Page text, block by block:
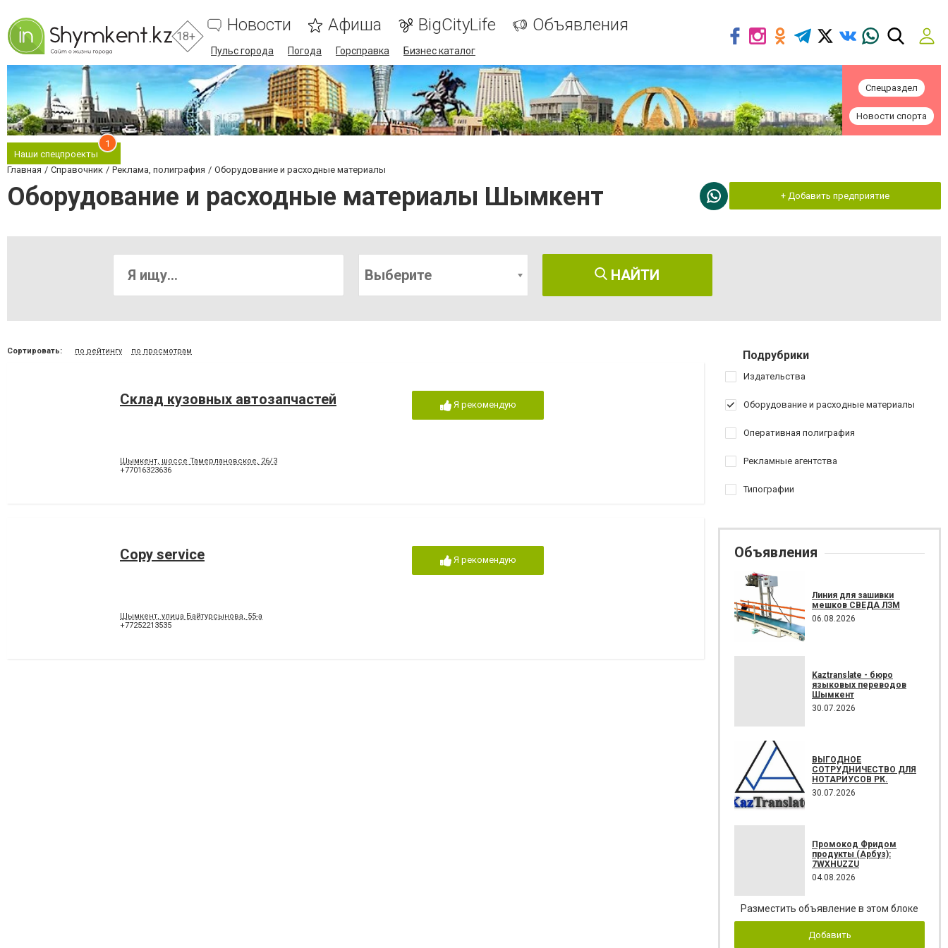
18+
Новости Афиша BigCityLife Объявления
Пульс города Погода Горсправка Бизнес каталог
Спецраздел
Новости спорта
Наши спецпроекты
1
Главная Справочник Реклама, полиграфия Оборудование и расходные материалы
Оборудование и расходные материалы Шымкент + Добавить предприятие
Выберите НАЙТИ
Сортировать: по рейтингу по просмотрам
Склад кузовных автозапчастей
Шымкент, шоссе Тамерлановское, 26/3
+77016323636
Я рекомендую
Copy service
Шымкент, улица Байтурсынова, 55-а
+77252213535
Я рекомендую
Подрубрики
Издательства
Оборудование и расходные материалы
Оперативная полиграфия
Рекламные агентства
Типографии
Объявления
Линия для зашивки
мешков СВЕДА ЛЗМ
06.08.2026
Kaztranslate - бюро
языковых переводов
Шымкент
30.07.2026
ВЫГОДНОЕ
СОТРУДНИЧЕСТВО ДЛЯ
НОТАРИУСОВ РК.
30.07.2026
Промокод Фридом
продукты (Арбуз):
7WXHUZZU
04.08.2026
Разместить объявление в этом блоке
Добавить